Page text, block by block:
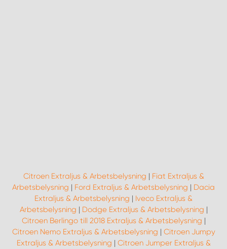
Citroen Extraljus & Arbetsbelysning | Fiat Extraljus &
Arbetsbelysning | Ford Extraljus & Arbetsbelysning | Dacia
Extraljus & Arbetsbelysning | Iveco Extraljus &
Arbetsbelysning | Dodge Extraljus & Arbetsbelysning |
Citroen Berlingo till 2018 Extraljus & Arbetsbelysning |
Citroen Nemo Extraljus & Arbetsbelysning | Citroen Jumpy
Extraljus & Arbetsbelysning | Citroen Jumper Extraljus &